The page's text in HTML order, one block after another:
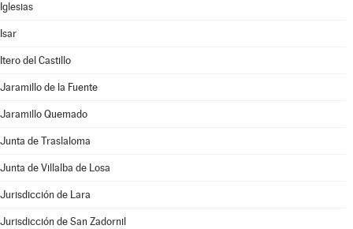
Iglesias
Isar
Itero del Castillo
Jaramillo de la Fuente
Jaramillo Quemado
Junta de Traslaloma
Junta de Villalba de Losa
Jurisdicción de Lara
Jurisdicción de San Zadornil